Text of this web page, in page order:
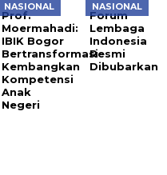
NASIONAL
Prof.
Moermahadi:
IBIK Bogor
Bertransformasi
Kembangkan
Kompetensi
Anak
Negeri
NASIONAL
Forum
Lembaga
Indonesia
Resmi
Dibubarkan